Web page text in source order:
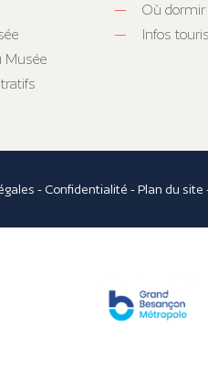
Musée
Où dormir
Infos
- Confidentialité -Plan du site